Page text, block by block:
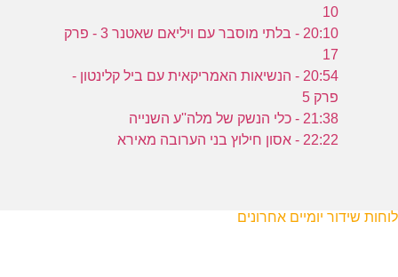
10
20:10 - בלתי מוסבר עם ויליאם שאטנר 3 - פרק
17
20:54 - הנשיאות האמריקאית עם ביל קלינטון -
פרק 5
21:38 - כלי הנשק של מלה''ע השנייה
22:22 - אסון חילוץ בני הערובה מאירא
לוחות שידור יומיים אחרונים